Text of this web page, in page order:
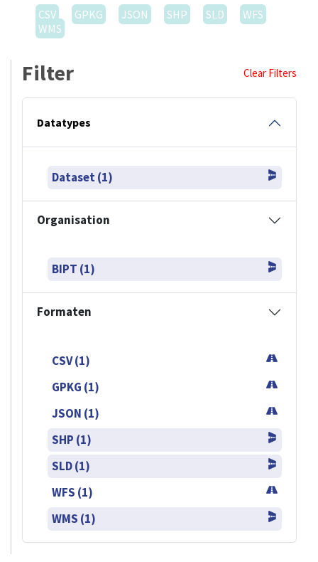
CSV
GPKG JSON SHP SLD
WFS
WMS
Filter Clear Filters
Datatypes
Dataset (1)
Organisation
BIPT (1)
Formaten
CSV (1)
GPKG (1)
JSON (1)
SHP (1)
SLD (1)
WFS (1)
WMS (1)